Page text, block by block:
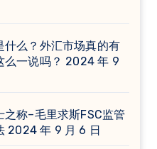
什么？外汇市场真的有
么一说吗？ 2024 年 9
之称–毛里求斯FSC监管
2024 年 9 月 6 日